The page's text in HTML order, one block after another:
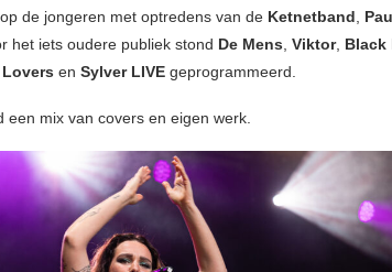
de jongeren met optredens van de Ketnetband,
het iets oudere publiek stond De Mens, Viktor, Black
en Sylver LIVE geprogrammeerd.
een mix van covers en eigen werk.